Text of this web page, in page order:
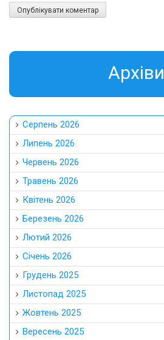
Aрхіви
Серпень 2026
Липень 2026
Червень 2026
Травень 2026
Квітень 2026
Березень 2026
Лютий 2026
Січень 2026
Грудень 2025
Листопад 2025
Жовтень 2025
Вересень 2025